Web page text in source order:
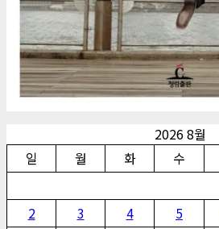
2026 8월
일
월 화 수
2
3 4 5